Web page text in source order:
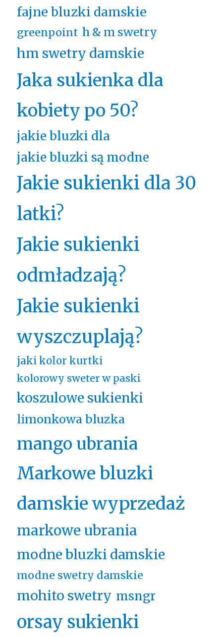
fajne bluzki damskie
greenpoint h & m swetry
hm swetry damskie
Jaka sukienka dla
kobiety po 50?
jakie bluzki dla
jakie bluzki są modne
Jakie sukienki dla 30
latki?
Jakie sukienki
odmładzają?
Jakie sukienki
wyszczuplają?
jaki kolor kurtki
kolorowy sweter w paski
koszulowe sukienki
limonkowa bluzka
mango ubrania
Markowe bluzki
damskie wyprzedaż
markowe ubrania
modne bluzki damskie
modne swetry damskie
mohito swetry msngr
orsay sukienki